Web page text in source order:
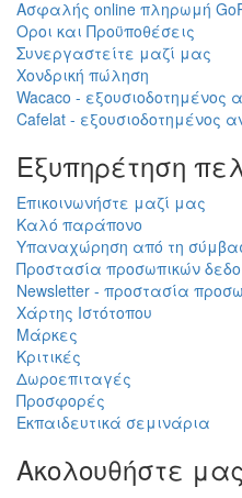
Ασφαλής online πληρωμή
Οροι και Προϋποθέσεις
Συνεργαστείτε μαζί μας
Χονδρική πώληση
Wacaco - εξουσιοδοτημένος
Cafelat - εξουσιοδοτημένος
Εξυπηρέτηση
Επικοινωνήστε μαζί μας
Καλό παράπονο
Υπαναχώρηση από τη
Προστασία προσωπικών
Newsletter - προστασία
Χάρτης Ιστότοπου
Μάρκες
Κριτικές
Δωροεπιταγές
Προσφορές
Εκπαιδευτικά σεμινάρια
Ακολουθήστε μας